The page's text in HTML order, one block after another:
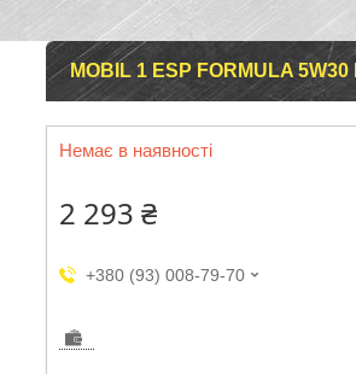
MOBIL 1 ESP FORMULA
Немає в наявності
2 293 ₴
+380 (93) 008-79-70